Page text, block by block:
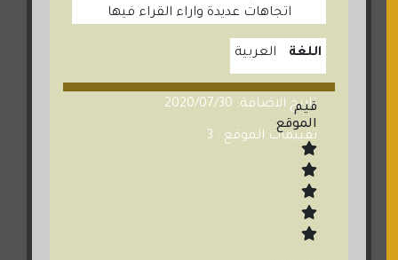
اتجاهات عديدة واراء القراء فيها
اللغة العربية
تاريخ الاضافة: 2020/07/30
تقييمات الموقع : 3
قيم
الموقع